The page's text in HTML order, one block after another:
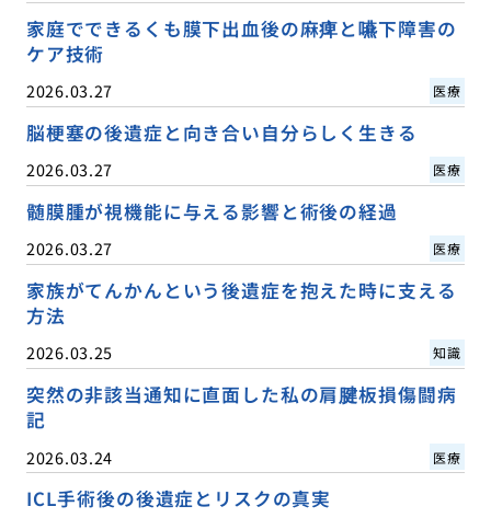
家庭でできるくも膜下出血後の麻痺と嚥下障害の
ケア技術
2026.03.27 医療
脳梗塞の後遺症と向き合い自分らしく生きる
2026.03.27 医療
髄膜腫が視機能に与える影響と術後の経過
2026.03.27 医療
家族がてんかんという後遺症を抱えた時に支える
方法
2026.03.25 知識
突然の非該当通知に直面した私の肩腱板損傷闘病
記
2026.03.24 医療
ICL手術後の後遺症とリスクの真実